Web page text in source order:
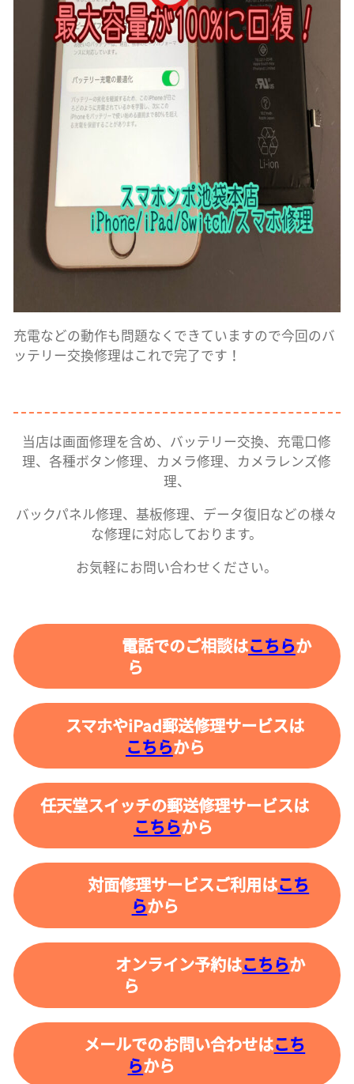
充電などの動作も問題なくできていますので今回のバ
ッテリー交換修理はこれで完了です！
当店は画面修理を含め、バッテリー交換、充電口修
理、各種ボタン修理、カメラ修理、カメラレンズ修
理、
バックパネル修理、基板修理、データ復旧などの様々
な修理に対応しております。
お気軽にお問い合わせください。
電話でのご相談はこちらか
ら
スマホやiPad郵送修理サービスは
こちらから
任天堂スイッチの郵送修理サービスは
こちらから
対面修理サービスご利用はこち
らから
オンライン予約はこちらか
ら
メールでのお問い合わせはこち
らから